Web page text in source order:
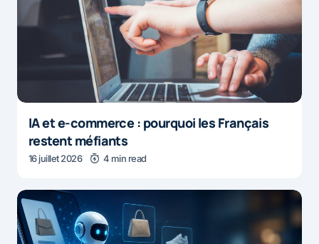
IA et e-commerce : pourquoi les Français
restent méfiants
16 juillet 2026 4 min read